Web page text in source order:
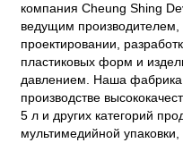
компания Cheung Shing
ведущим
проектировании,
пластиковых форм и
давлением. Наша фабрика
производстве
5 л и других категорий
мультимедийной